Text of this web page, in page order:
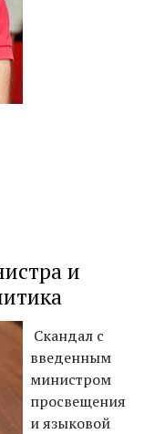
и
Скандал с
введенным
министром
просвещения
и языковой